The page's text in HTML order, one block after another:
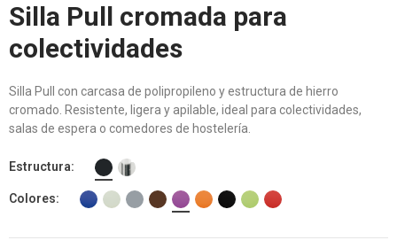
Silla Pull cromada para
colectividades
Silla Pull con carcasa de polipropileno y estructura de hierro
cromado. Resistente, ligera y apilable, ideal para colectividades,
salas de espera o comedores de hostelería.
Estructura
Colores